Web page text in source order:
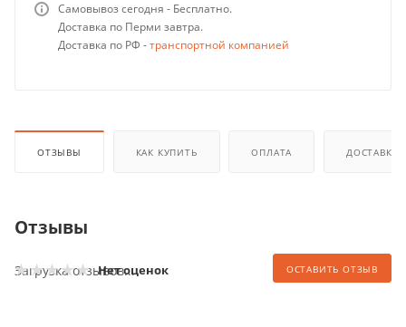
Самовывоз сегодня - Бесплатно.
Доставка по Перми завтра.
Доставка по РФ -транспортной компанией
ОТЗЫВЫ КАК КУПИТЬ ОПЛАТА ДОСТАВКА
Отзывы
Нет оценок ОСТАВИТЬ ОТЗЫВ
Загрузка отзывов...